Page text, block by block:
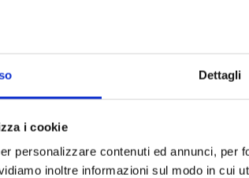
Dettagli
i cookie
personalizzare contenuti ed annunci, per
inoltre informazioni sul modo in cui